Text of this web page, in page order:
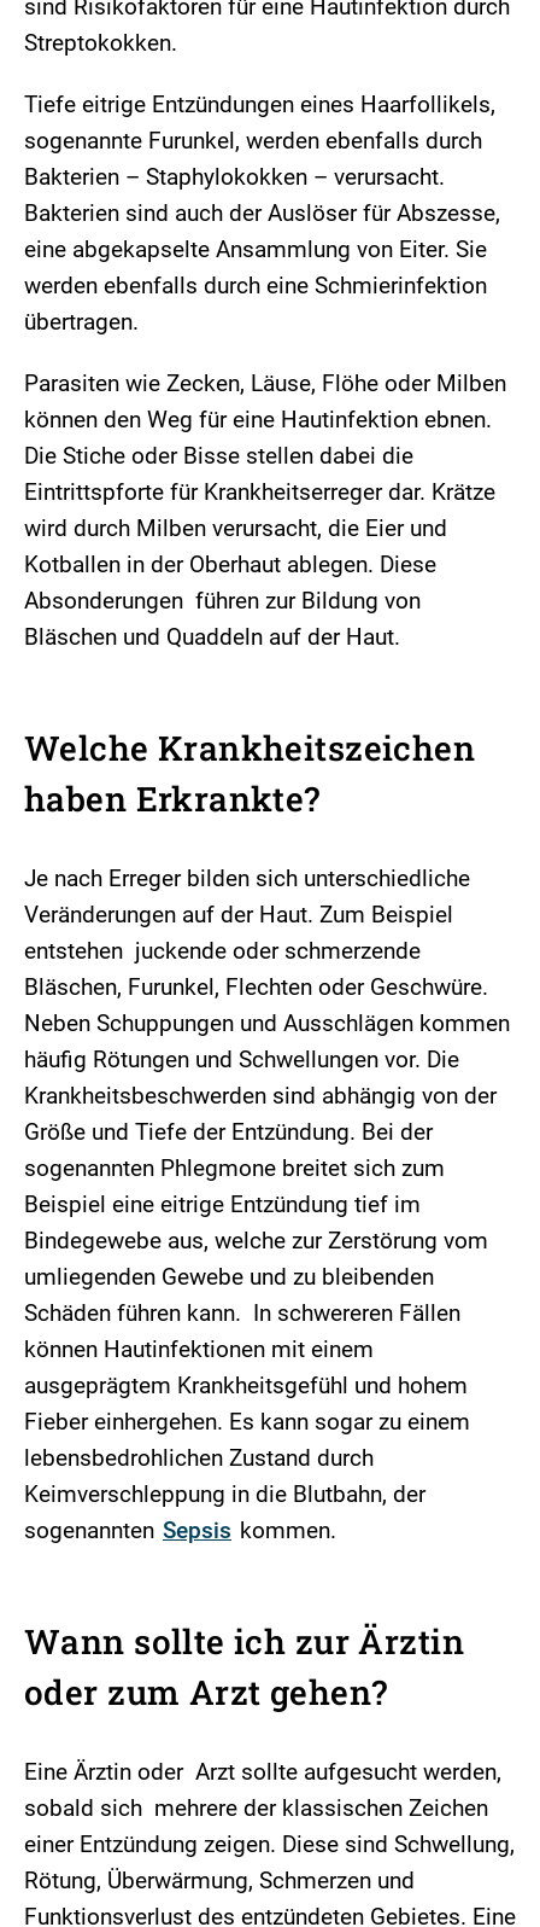
sind Risikofaktoren für eine Hautinfektion durch
Streptokokken.
Tiefe eitrige Entzündungen eines Haarfollikels,
sogenannte Furunkel, werden ebenfalls durch
Bakterien – Staphylokokken – verursacht.
Bakterien sind auch der Auslöser für Abszesse,
eine abgekapselte Ansammlung von Eiter. Sie
werden ebenfalls durch eine Schmierinfektion
übertragen.
Parasiten wie Zecken, Läuse, Flöhe oder Milben
können den Weg für eine Hautinfektion ebnen.
Die Stiche oder Bisse stellen dabei die
Eintrittspforte für Krankheitserreger dar. Krätze
wird durch Milben verursacht, die Eier und
Kotballen in der Oberhaut ablegen. Diese
Absonderungen führen zur Bildung von
Bläschen und Quaddeln auf der Haut.
Welche Krankheitszeichen
haben Erkrankte?
Je nach Erreger bilden sich unterschiedliche
Veränderungen auf der Haut. Zum Beispiel
entstehen juckende oder schmerzende
Bläschen, Furunkel, Flechten oder Geschwüre.
Neben Schuppungen und Ausschlägen kommen
häufig Rötungen und Schwellungen vor. Die
Krankheitsbeschwerden sind abhängig von der
Größe und Tiefe der Entzündung. Bei der
sogenannten Phlegmone breitet sich zum
Beispiel eine eitrige Entzündung tief im
Bindegewebe aus, welche zur Zerstörung vom
umliegenden Gewebe und zu bleibenden
Schäden führen kann. In schwereren Fällen
können Hautinfektionen mit einem
ausgeprägtem Krankheitsgefühl und hohem
Fieber einhergehen. Es kann sogar zu einem
lebensbedrohlichen Zustand durch
Keimverschleppung in die Blutbahn, der
sogenannten Sepsis kommen.
Wann sollte ich zur Ärztin
oder zum Arzt gehen?
Eine Ärztin oder Arzt sollte aufgesucht werden,
sobald sich mehrere der klassischen Zeichen
einer Entzündung zeigen. Diese sind Schwellung,
Rötung, Überwärmung, Schmerzen und
Funktionsverlust des entzündeten Gebietes. Eine